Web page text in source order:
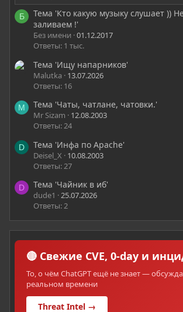
Б
Тема 'Кто какую музыку слушает ))
заливаем !'
Без имени 01.12.2017
Ответы: 1 тыс.
Тема 'Ищу напарников'
Malutka
13.07.2026
Ответы: 16
M Тема 'Чаты, чатлане, чатовки.'
Mr Sizam
12.08.2003
Ответы: 24
D Тема 'Инфа по Apache'
Deisel_X
10.08.2003
Ответы: 27
D Тема 'Чайник в иб'
dude1
25.07.2026
Ответы: 2
🔴 Свежие CVE, 0-day и
То, о чём ChatGPT ещё не знает —
реальном времени
Threat Intel →